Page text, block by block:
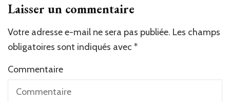
Laisser un commentaire
Votre adresse e-mail ne sera pas publiée. Les champs
obligatoires sont indiqués avec *
Commentaire